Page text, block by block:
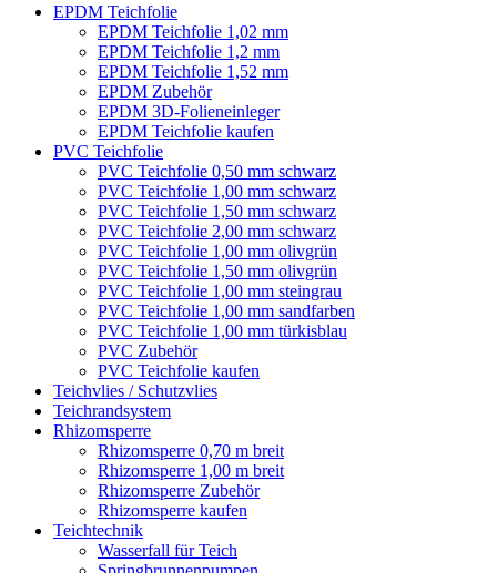
EPDM Teichfolie
EPDM Teichfolie 1,02 mm
EPDM Teichfolie 1,2 mm
EPDM Teichfolie 1,52 mm
EPDM Zubehör
EPDM 3D-Folieneinleger
EPDM Teichfolie kaufen
PVC Teichfolie
PVC Teichfolie 0,50 mm schwarz
PVC Teichfolie 1,00 mm schwarz
PVC Teichfolie 1,50 mm schwarz
PVC Teichfolie 2,00 mm schwarz
PVC Teichfolie 1,00 mm olivgrün
PVC Teichfolie 1,50 mm olivgrün
PVC Teichfolie 1,00 mm steingrau
PVC Teichfolie 1,00 mm sandfarben
PVC Teichfolie 1,00 mm türkisblau
PVC Zubehör
PVC Teichfolie kaufen
Teichvlies / Schutzvlies
Teichrandsystem
Rhizomsperre
Rhizomsperre 0,70 m breit
Rhizomsperre 1,00 m breit
Rhizomsperre Zubehör
Rhizomsperre kaufen
Teichtechnik
Wasserfall für Teich